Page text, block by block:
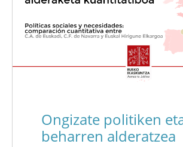
Ongizate politiken
beharren alderatzea